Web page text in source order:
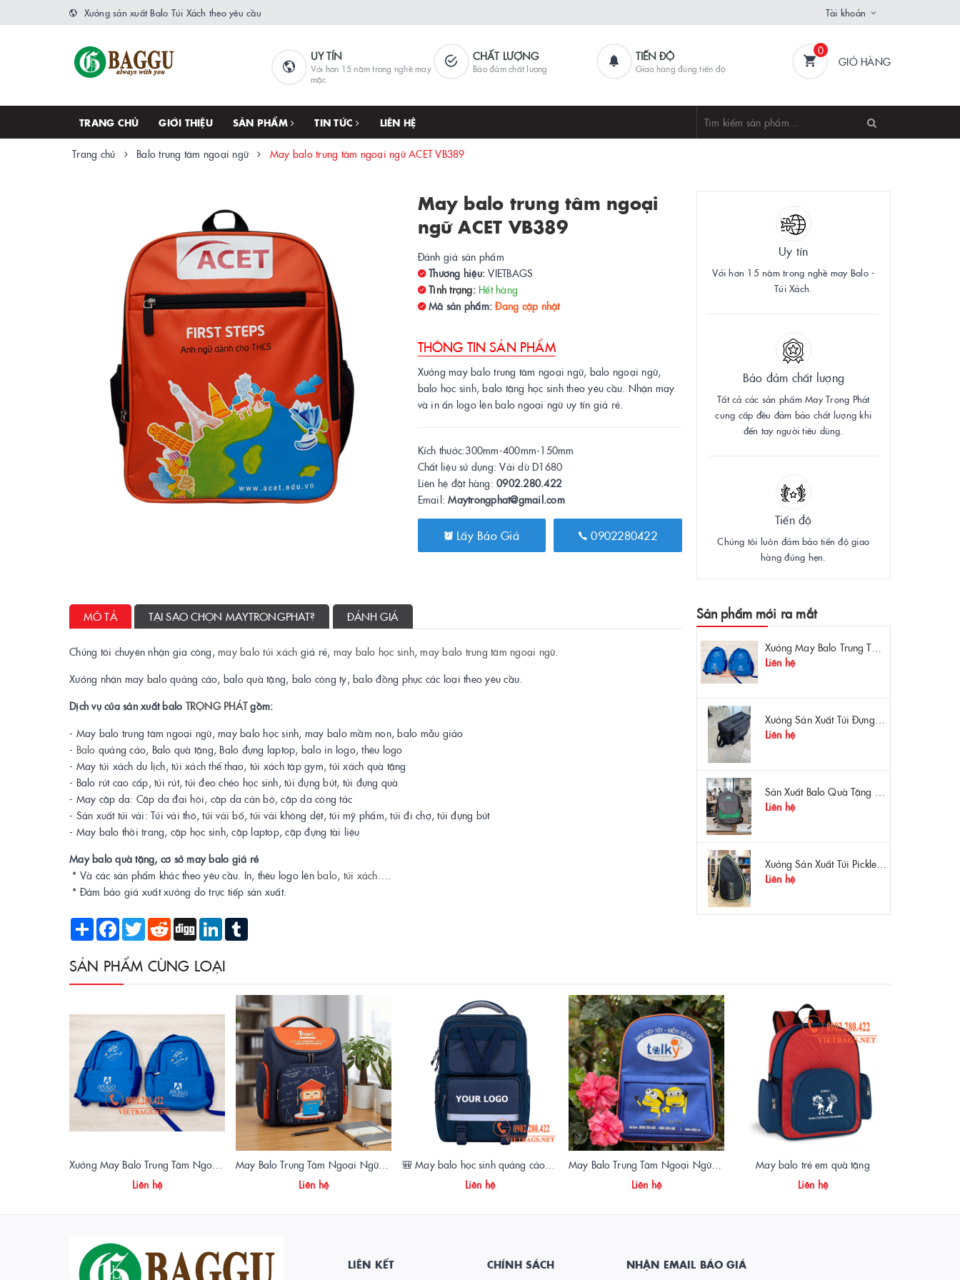
Xưởng sản xuất Balo Túi Xách theo yêu cầu Tài khoản
UY TÍN
Với hơn 15 năm trong nghề may
mặc
CHẤT LƯỢNG
Bảo đảm chất lượng
TIẾN ĐỘ
Giao hàng đúng tiến độ
0
GIỎ HÀNG
TRANG CHỦ GIỚI THIỆU SẢN PHẨM TIN TỨC LIÊN HỆ
Trang chủ Balo trung tâm ngoại ngữ May balo trung tâm ngoại ngữ ACET VB389
May balo trung tâm ngoại
ngữ ACET VB389
Đánh giá sản phẩm
Thương hiệu: VIETBAGS
Tình trạng: Hết hàng
Mã sản phẩm:Đang cập nhật
THÔNG TIN SẢN PHẨM
Xưởng may balo trung tâm ngoại ngữ, balo ngoại ngữ,
balo học sinh, balo tặng học sinh theo yêu cầu. Nhận may
và in ấn logo lên balo ngoại ngữ uy tín giá rẻ.
Kích thước:300mm-400mm-150mm
Chất liệu sử dụng: Vải dù D1680
Liên hệ đặt hàng: 0902.280.422
Email:Maytrongphat@gmail.com
Lấy Báo Giá 0902280422
Uy tín
Với hơn 15 năm trong nghề may Balo -
Túi Xách.
Bảo đảm chất lượng
Tất cả các sản phẩm May Trọng Phát
cung cấp đều đảm bảo chất lượng khi
đến tay người tiêu dùng.
Tiến độ
Chúng tôi luôn đảm bảo tiến độ giao
hàng đúng hẹn.
MÔ TẢ TẠI SAO CHỌN MAYTRONGPHAT? ĐÁNH GIÁ
Chúng tôi chuyên nhận gia công, may balo túi xách giá rẻ, may balo học sinh,may balo trung tâm ngoại ngữ.
Xưởng nhận may balo quảng cáo, balo quà tặng, balo công ty, balo đồng phục các loại theo yêu cầu.
Dịch vụ của sản xuất balo TRỌNG PHÁTgồm:
- May balo trung tâm ngoại ngữ, may balo học sinh, may balo mầm non, balo mẫu giáo
- Balo quảng cáo, Balo quà tặng, Balo đựng laptop, balo in logo, thêu logo
- May túi xách du lịch, túi xách thể thao, túi xách tập gym, túi xách quà tặng
- Balo rút cao cấp, túi rút, túi đeo chéo học sinh, túi đựng bút, túi đựng quà
- May cặp da: Cặp da đại hội, cặp da cán bộ, cặp da công tác
- Sản xuất túi vải: Túi vải thô, túi vải bố, túi vải không dệt, túi mỹ phẩm, túi đi chợ, túi đựng bút
- May balo thời trang, cặp học sinh, cặp laptop, cặp đựng tài liệu
May balo quà tặng, cơ sở may balo giá rẻ
* Và các sản phẩm khác theo yêu cầu. In, thêu logo lên balo, túi xách….
* Đảm bảo giá xuất xưởng do trực tiếp sản xuất.
Share Facebook
Twitter Reddit Digg LinkedIn
Sản phẩm mới ra mắt
Xưởng May Balo Trung Tâm Ngoại Ngữ Apollo In Logo Giá Rẻ Tại Xưởng
Liên hệ
Xưởng Sản Xuất Túi Đựng Máy Đo OTDR Chất Lượng – Chống Va Đập, Giá Tận Xưởng
Liên hệ
Sản Xuất Balo Quà Tặng Dược Phẩm Hoa Linh - Giá Gốc Tại Xưởng
Liên hệ
Xưởng Sản Xuất Túi Pickleball Theo Yêu Cầu – Chất Lượng, Bền Bỉ, Thiết Kế Độc Quyền
Liên hệ
SẢN PHẨM CÙNG LOẠI
Xưởng May Balo Trung Tâm Ngoại Ngữ Apollo In Logo Giá Rẻ Tại Xưởng
Liên hệ
May Balo Trung Tâm Ngoại Ngữ Ismart – Chất Lượng Cao, Giá Tận Xưởng
Liên hệ
🎒 May balo học sinh quảng cáo – Giải pháp truyền thông hiệu quả cho thương hiệu
Liên hệ
May Balo Trung Tâm Ngoại Ngữ Talky – Giải Pháp Hoàn Hảo Cho Thương Hiệu
Liên hệ
May balo trẻ em quà tặng
Liên hệ
LIÊN KẾT CHÍNH SÁCH NHẬN EMAIL BÁO GIÁ